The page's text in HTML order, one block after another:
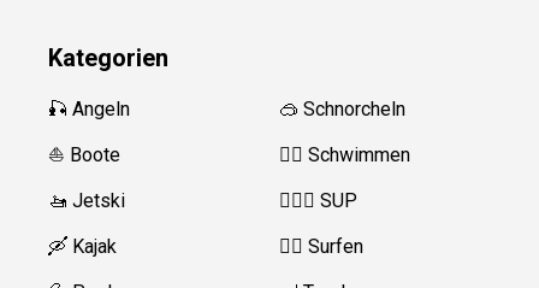
Kategorien
🎣 Angeln
⛵️ Boote
🚤 Jetski
🛶 Kajak
🥽 Schnorcheln
🏊‍♂️ Schwimmen
🏄‍♀️🛶 SUP
🏄‍♂️ Surfen